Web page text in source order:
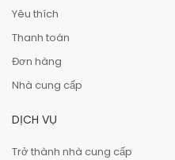
Yêu thích
Thanh toán
Đơn hàng
Nhà cung cấp
DỊCH VỤ
Trở thành nhà cung cấp